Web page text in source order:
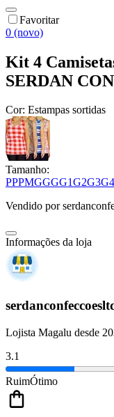
Favoritar
0 (novo)
Kit 4
SERDAN
Cor: Estampas sortidas
Tamanho:
PPPMGGGG1G2G3G4
Vendido por
Informações da loja
Lojista Magalu desde
3.1
RuimÓtimo